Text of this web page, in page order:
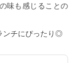
味も感じることの
ンチにぴったり◎